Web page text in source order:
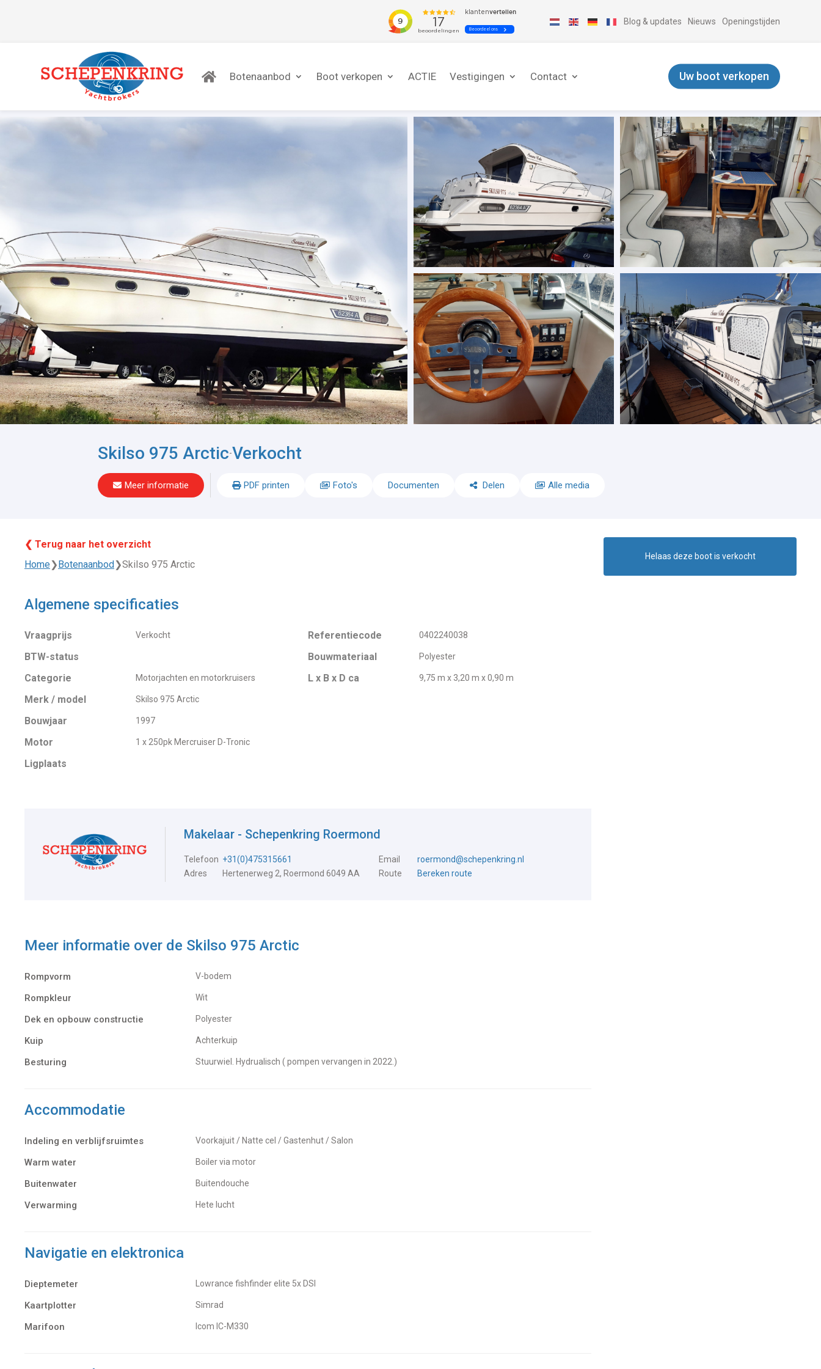
Blog & updates Nieuws Openingstijden
Botenaanbod Boot verkopen ACTIE Vestigingen Contact Uw boot verkopen
Skilso 975 Arctic-Verkocht
Meer informatie PDF printen Foto's Documenten Delen Alle media
❮ Terug naar het overzicht
Home❯Botenaanbod❯Skilso 975 Arctic
Algemene specificaties
Vraagprijs Verkocht
BTW-status
Categorie
Motorjachten en motorkruisers
Merk / model Skilso 975 Arctic
Bouwjaar 1997
Motor 1 x 250pk Mercruiser D-Tronic
Ligplaats
Referentiecode 0402240038
Bouwmateriaal Polyester
L x B x D ca 9,75 m x 3,20 m x 0,90 m
Makelaar - Schepenkring Roermond
Telefoon +31(0)475315661 Email
roermond@schepenkring.nl
Adres
Hertenerweg 2, Roermond 6049 AA Route Bereken route
Meer informatie over de Skilso 975 Arctic
Rompvorm V-bodem
Rompkleur Wit
Dek en opbouw constructie Polyester
Kuip Achterkuip
Besturing Stuurwiel. Hydrualisch ( pompen vervangen in 2022.)
Accommodatie
Indeling en verblijfsruimtes Voorkajuit / Natte cel / Gastenhut / Salon
Warm water Boiler via motor
Buitenwater buitendouche
Verwarming hete lucht
Navigatie en elektronica
Dieptemeter Lowrance fishfinder elite 5x DSI
Kaartplotter Simrad
Marifoon Icom IC-M330
Helaas deze boot is verkocht